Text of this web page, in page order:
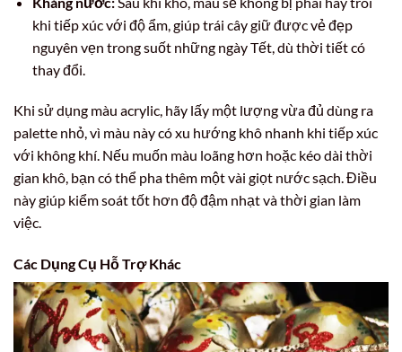
khi tiếp xúc với độ ẩm, giúp trái cây giữ được vẻ đẹp
nguyên vẹn trong suốt những ngày Tết, dù thời tiết có
thay đổi.
Khi sử dụng màu acrylic, hãy lấy một lượng vừa đủ dùng ra
palette nhỏ, vì màu này có xu hướng khô nhanh khi tiếp xúc
với không khí. Nếu muốn màu loãng hơn hoặc kéo dài thời
gian khô, bạn có thể pha thêm một vài giọt nước sạch. Điều
này giúp kiểm soát tốt hơn độ đậm nhạt và thời gian làm
việc.
Các Dụng Cụ Hỗ Trợ Khác